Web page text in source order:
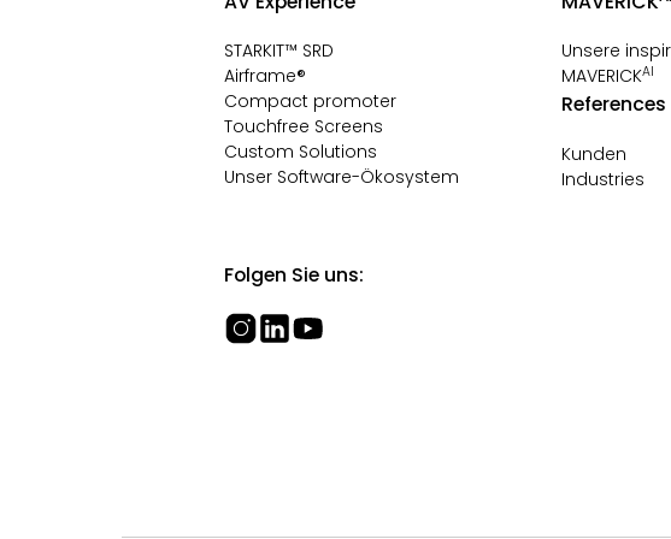
STARKIT™ SRD
Airframe®
Compact promoter
Touchfree Screens
Custom Solutions
Unser Software-Ökosystem
Unsere
MAVERICKAI
References
Kunden
Industries
Folgen Sie uns: